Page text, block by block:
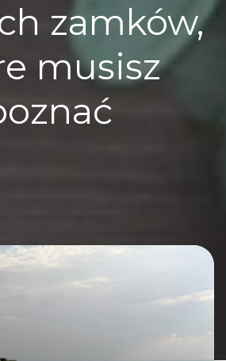
zamków,
musisz